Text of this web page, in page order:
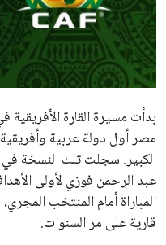
علوم وتكنولوجيا
المرأة والجمال
محافظات
مصر أول دولة عربية
الكبير. سجلت تلك النسخة
عبد الرحمن فوزي لأولى
المباراة أمام المنتخب
قارية على مر السنوات.